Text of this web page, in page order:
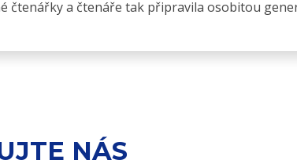
čtenářky a čtenáře tak připravila osobitou
NÁS